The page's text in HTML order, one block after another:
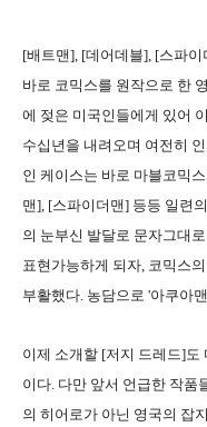
[배트맨], [데어데블], [스파
바로 코믹스를 원작으로 한
에 젖은 미국인들에게 있어
수십년을 내려오며 여전히
인 케이스는 바로 마블코믹
맨], [스파이더맨] 등등 일련
의 눈부신 발달로 문자그대
표현가능하게 되자, 코믹스
부활했다. 농담으로 '아쿠아
이제 소개할 [저지 드레드]도
이다. 다만 앞서 언급한 작품
의 히어로가 아닌 영국의 잡